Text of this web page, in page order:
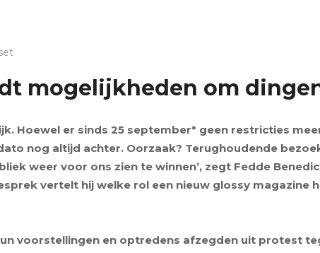
mogelijkheden om
Hoewel er sinds 25 september* geen restricties
nog altijd achter. Oorzaak? Terughoudende
weer voor ons zien te winnen’, zegt Fedde
vertelt hij welke rol een nieuw glossy magazine
voorstellingen en optredens afzegden uit protest